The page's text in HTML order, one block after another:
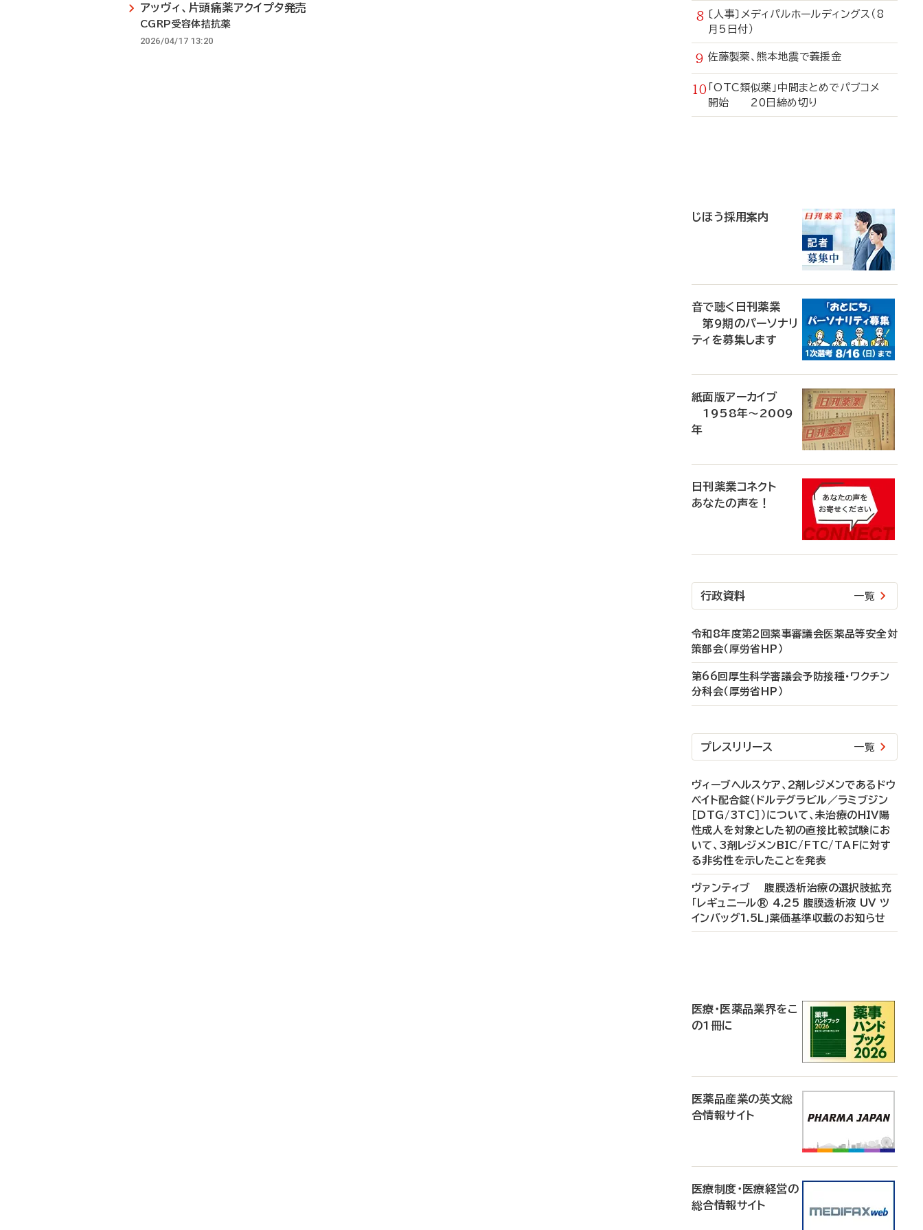
アッヴィ、片頭痛薬アクイプタ発売
CGRP受容体拮抗薬
2026/04/17 13:20
〔人事〕メディパルホールディングス（8
月5日付）
佐藤製薬、熊本地震で義援金
「OTC類似薬」中間まとめでパブコメ
開始 20日締め切り
じほう採用案内
音で聴く日刊薬業
第9期のパーソナリ
ティを募集します
紙面版アーカイブ
1958年～2009
年
日刊薬業コネクト
あなたの声を！
行政資料 一覧
令和8年度第2回薬事審議会医薬品等安全対
策部会（厚労省HP）
第66回厚生科学審議会予防接種・ワクチン
分科会（厚労省HP）
プレスリリース 一覧
ヴィーブヘルスケア、2剤レジメンであるドウ
ベイト配合錠（ドルテグラビル／ラミブジン
［DTG/3TC］）について、未治療のHIV陽
性成人を対象とした初の直接比較試験にお
いて、3剤レジメンBIC/FTC/TAFに対す
る非劣性を示したことを発表
ヴァンティブ 腹膜透析治療の選択肢拡充
「レギュニール® 4.25 腹膜透析液 UV ツ
インバッグ1.5L」薬価基準収載のお知らせ
医療・医薬品業界をこ
の1冊に
医薬品産業の英文総
合情報サイト
医療制度・医療経営の
総合情報サイト